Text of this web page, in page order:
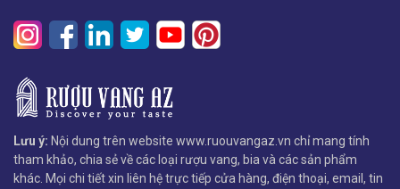
Lưu ý: Nội dung trên website www.ruouvangaz.vn chỉ mang tính
tham khảo, chia sẻ về các loại rượu vang, bia và các sản phẩm
khác. Mọi chi tiết xin liên hệ trực tiếp cửa hàng, điện thoại, email, tin